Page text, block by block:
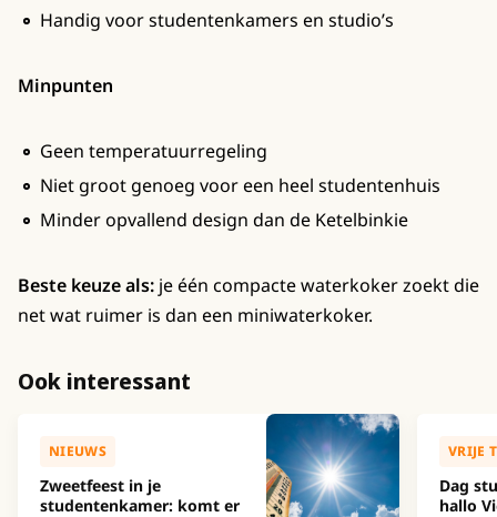
Handig voor studentenkamers en studio’s
Minpunten
Geen temperatuurregeling
Niet groot genoeg voor een heel studentenhuis
Minder opvallend design dan de Ketelbinkie
Beste keuze als: je één compacte waterkoker zoekt die
net wat ruimer is dan een miniwaterkoker.
Ook interessant
NIEUWS
Zweetfeest in je
studentenkamer: komt er
VRIJE
Dag
hallo